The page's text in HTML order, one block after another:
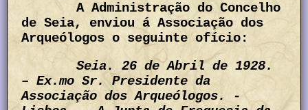
A Administração do Concelho
de Seia, enviou á Associação dos
Arqueólogos o seguinte ofício:
Seia. 26 de Abril de 1928.
– Ex.mo Sr. Presidente da
Associação dos Arqueólogos. -